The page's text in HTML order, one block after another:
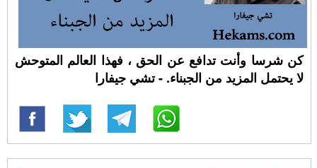
كن شرسا وأنت تدافع عن الحق ، فهذا العالم المتوحش
لا يحتمل المزيد من الجبناء. - تشي جيفارا